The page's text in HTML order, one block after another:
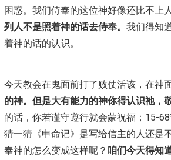
困惑。我们侍奉的这位神好像还比不上
列人不是照着神的话去侍奉。 我们得知
着神的话的认识。
今天教会在鬼面前打了败仗活该，在神
的神。但是大有能力的神你得认识祂，敬
的话，你若谨守遵行就会蒙祝福；15-
猜一猜《申命记》是写给信主的人还是
奉神的怎么变成这样呢？ 咱们今天得知